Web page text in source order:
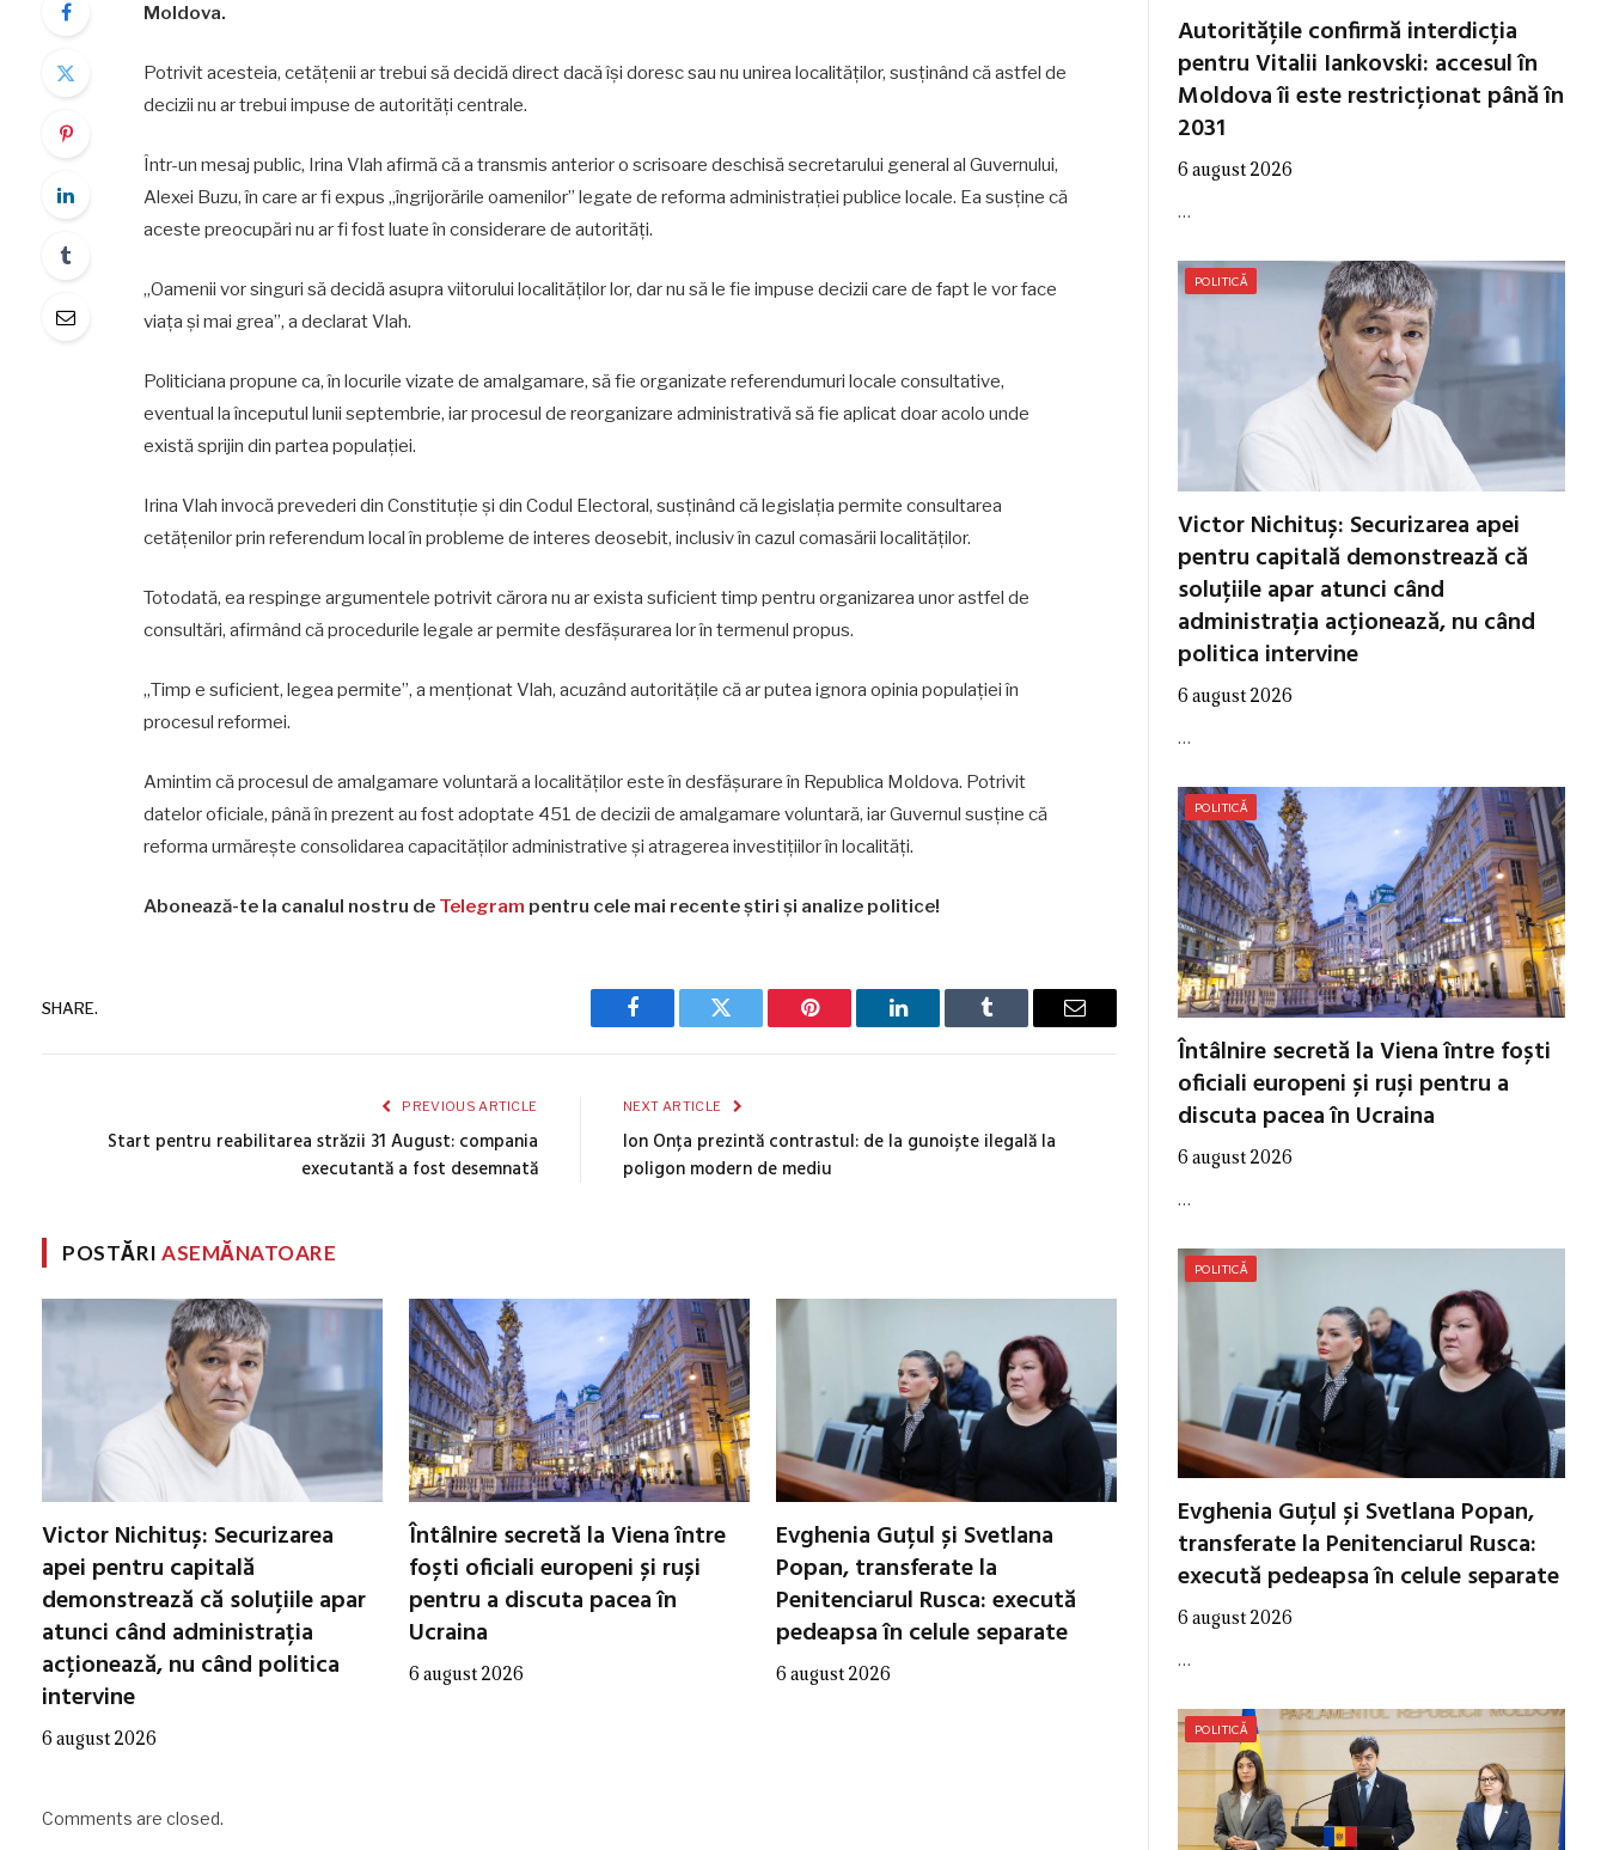
Moldova.
Potrivit acesteia, cetățenii ar trebui să decidă direct dacă își doresc sau nu unirea localităților, susținând că astfel de
decizii nu ar trebui impuse de autorități centrale.
Într-un mesaj public, Irina Vlah afirmă că a transmis anterior o scrisoare deschisă secretarului general al Guvernului,
Alexei Buzu, în care ar fi expus „îngrijorările oamenilor” legate de reforma administrației publice locale. Ea susține că
aceste preocupări nu ar fi fost luate în considerare de autorități.
„Oamenii vor singuri să decidă asupra viitorului localităților lor, dar nu să le fie impuse decizii care de fapt le vor face
viața și mai grea”, a declarat Vlah.
Politiciana propune ca, în locurile vizate de amalgamare, să fie organizate referendumuri locale consultative,
eventual la începutul lunii septembrie, iar procesul de reorganizare administrativă să fie aplicat doar acolo unde
există sprijin din partea populației.
Irina Vlah invocă prevederi din Constituție și din Codul Electoral, susținând că legislația permite consultarea
cetățenilor prin referendum local în probleme de interes deosebit, inclusiv în cazul comasării localităților.
Totodată, ea respinge argumentele potrivit cărora nu ar exista suficient timp pentru organizarea unor astfel de
consultări, afirmând că procedurile legale ar permite desfășurarea lor în termenul propus.
„Timp e suficient, legea permite”, a menționat Vlah, acuzând autoritățile că ar putea ignora opinia populației în
procesul reformei.
Amintim că procesul de amalgamare voluntară a localităților este în desfășurare în Republica Moldova. Potrivit
datelor oficiale, până în prezent au fost adoptate 451 de decizii de amalgamare voluntară, iar Guvernul susține că
reforma urmărește consolidarea capacităților administrative și atragerea investițiilor în localități.
Abonează-te la canalul nostru de Telegram pentru cele mai recente știri și analize politice!
SHARE.
Facebook Twitter Pinterest LinkedIn Tumblr Email
PREVIOUS ARTICLE
Start pentru reabilitarea străzii 31 August: compania
executantă a fost desemnată
NEXT ARTICLE
Ion Onța prezintă contrastul: de la gunoiște ilegală la
poligon modern de mediu
POSTĂRIASEMĂNATOARE
Victor Nichituș: Securizarea
apei pentru capitală
demonstrează că soluțiile apar
atunci când administrația
acționează, nu când politica
intervine
6 august 2026
Întâlnire secretă la Viena între
foști oficiali europeni și ruși
pentru a discuta pacea în
Ucraina
6 august 2026
Evghenia Guțul și Svetlana
Popan, transferate la
Penitenciarul Rusca: execută
pedeapsa în celule separate
6 august 2026
Comments are closed.
Autoritățile confirmă interdicția
pentru Vitalii Iankovski: accesul în
Moldova îi este restricționat până în
2031
6 august 2026
…
POLITICĂ
Victor Nichituș: Securizarea apei
pentru capitală demonstrează că
soluțiile apar atunci când
administrația acționează, nu când
politica intervine
6 august 2026
…
POLITICĂ
Întâlnire secretă la Viena între foști
oficiali europeni și ruși pentru a
discuta pacea în Ucraina
6 august 2026
…
POLITICĂ
Evghenia Guțul și Svetlana Popan,
transferate la Penitenciarul Rusca:
execută pedeapsa în celule separate
6 august 2026
…
POLITICĂ